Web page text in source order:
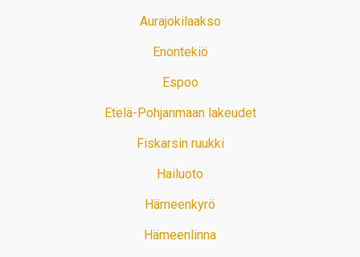
Aurajokilaakso
Enontekiö
Espoo
Etelä-Pohjanmaan lakeudet
Fiskarsin ruukki
Hailuoto
Hämeenkyrö
Hämeenlinna